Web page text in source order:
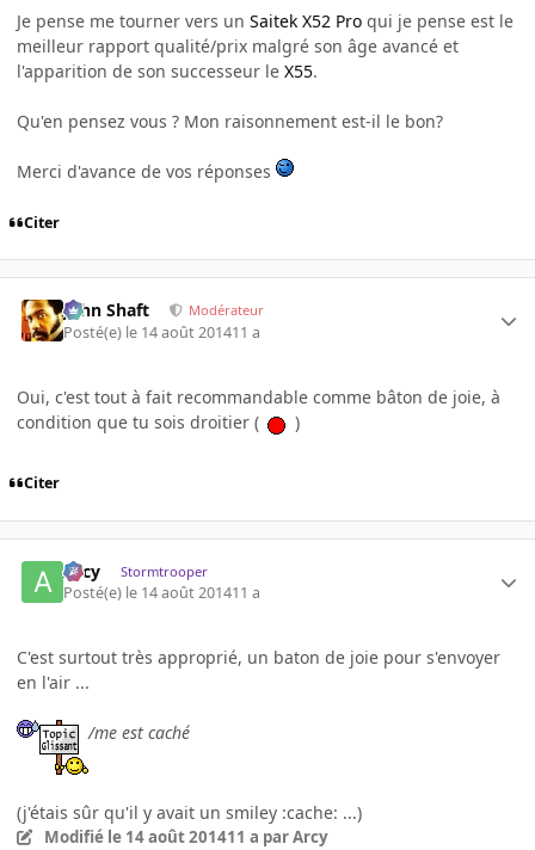
Je pense me tourner vers un Saitek X52 Pro qui je pense est le
meilleur rapport qualité/prix malgré son âge avancé et
l'apparition de son successeur le X55.
Qu'en pensez vous ? Mon raisonnement est-il le bon?
Merci d'avance de vos réponses
Citer
John Shaft Modérateur
Posté(e) le 14 août 201411 a
Oui, c'est tout à fait recommandable comme bâton de joie, à
condition que tu sois droitier (
)
Citer
Arcy Stormtrooper
Posté(e) le 14 août 201411 a
C'est surtout très approprié, un baton de joie pour s'envoyer
en l'air ...
/me est caché
(j'étais sûr qu'il y avait un smiley :cache: ...)
Modifié le 14 août 201411 a par Arcy